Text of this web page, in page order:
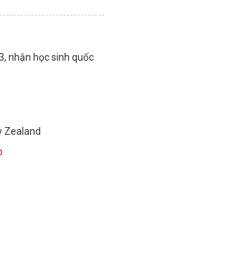
nhận học sinh quốc
Zealand